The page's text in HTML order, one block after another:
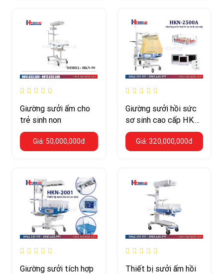
Giường sưởi ấm cho
trẻ sinh non
Giá: 50,000,000đ
Giường sưởi hồi sức
sơ sinh cao cấp HKN-
2500A-NINGBO-
DAVID
Giá: 320,000,000đ
Giường sưởi tích hợp
Thiết bị sưởi ấm hồi